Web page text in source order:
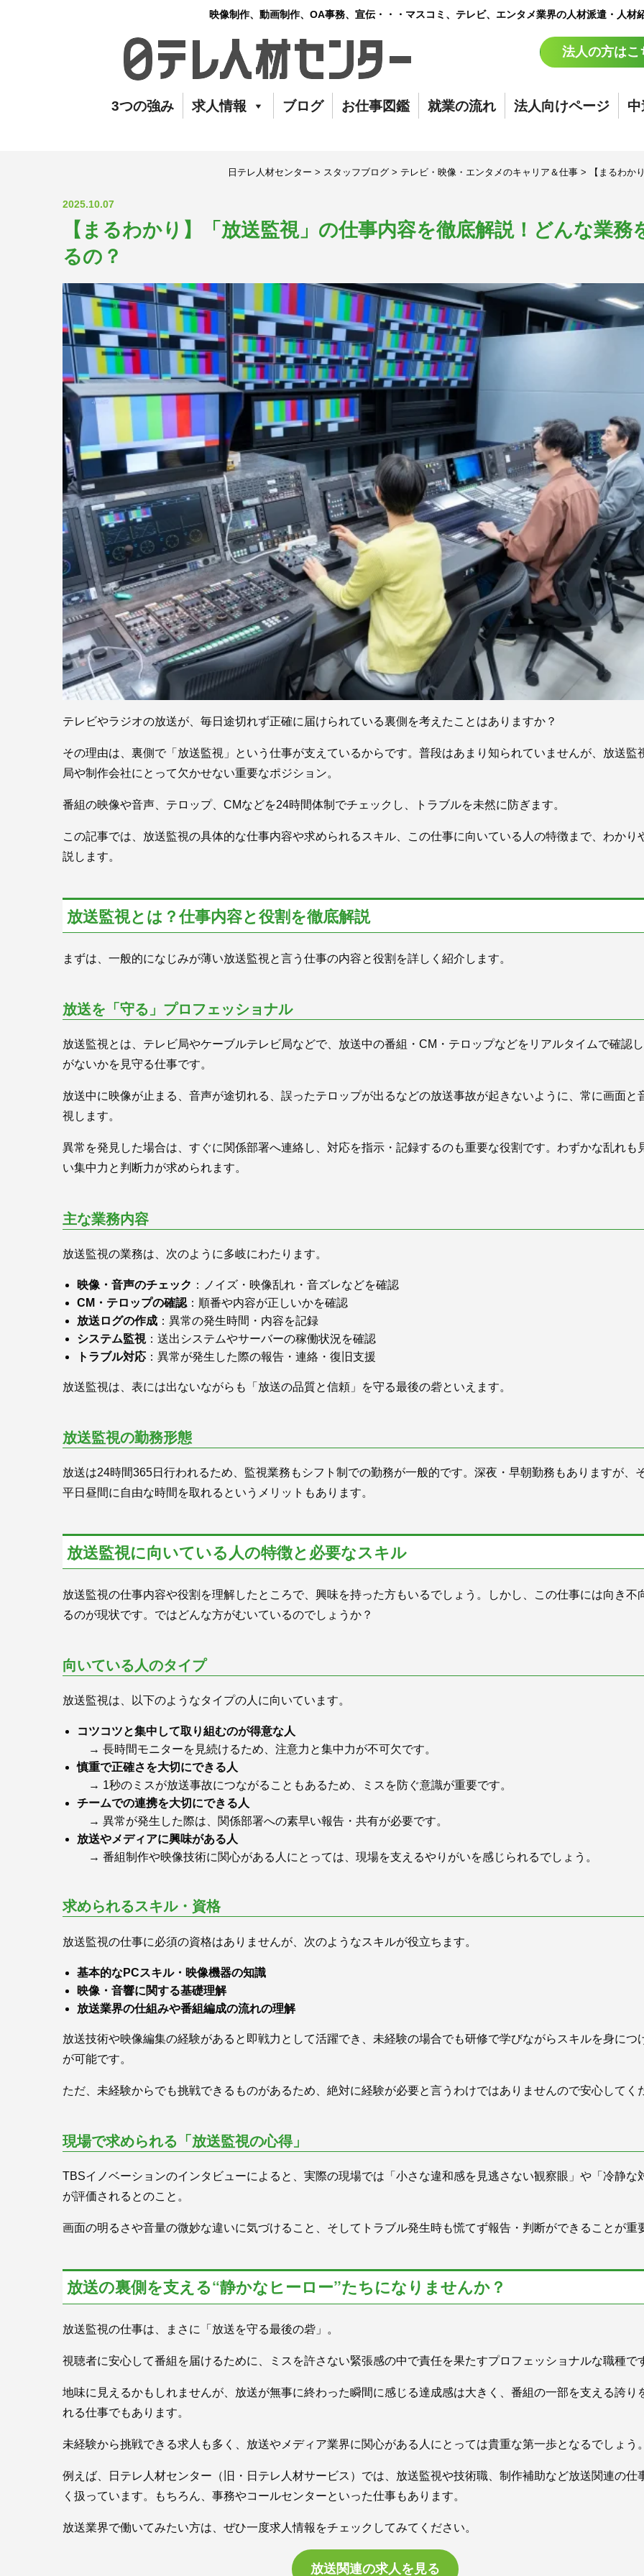
映像制作、動画制作、OA事務、宣伝・・・マスコミ、テレビ、エンタメ業界の人材派遣・人材
法人の方はこ
3つの強み 求人情報 ブログ お仕事図鑑 就業の流れ 法人向けページ 中
日テレ人材センター > スタッフブログ > テレビ・映像・エンタメのキャリア＆仕事 > 【まるわか
2025.10.07
【まるわかり】「放送監視」の仕事内容を徹底解説！どんな業務
るの？
テレビやラジオの放送が、毎日途切れず正確に届けられている裏側を考えたことはありますか？
その理由は、裏側で「放送監視」という仕事が支えているからです。普段はあまり知られていませんが、放送監
局や制作会社にとって欠かせない重要なポジション。
番組の映像や音声、テロップ、CMなどを24時間体制でチェックし、トラブルを未然に防ぎます。
この記事では、放送監視の具体的な仕事内容や求められるスキル、この仕事に向いている人の特徴まで、わかり
説します。
放送監視とは？仕事内容と役割を徹底解説
まずは、一般的になじみが薄い放送監視と言う仕事の内容と役割を詳しく紹介します。
放送を「守る」プロフェッショナル
放送監視とは、テレビ局やケーブルテレビ局などで、放送中の番組・CM・テロップなどをリアルタイムで確認
がないかを見守る仕事です。
放送中に映像が止まる、音声が途切れる、誤ったテロップが出るなどの放送事故が起きないように、常に画面と
視します。
異常を発見した場合は、すぐに関係部署へ連絡し、対応を指示・記録するのも重要な役割です。わずかな乱れも
い集中力と判断力が求められます。
主な業務内容
放送監視の業務は、次のように多岐にわたります。
映像・音声のチェック ：ノイズ・映像乱れ・音ズレなどを確認
CM・テロップの確認 ：順番や内容が正しいかを確認
放送ログの作成 ：異常の発生時間・内容を記録
システム監視：送出システムやサーバーの稼働状況を確認
トラブル対応 ：異常が発生した際の報告・連絡・復旧支援
放送監視は、表には出ないながらも「放送の品質と信頼」を守る最後の砦といえます。
放送監視の勤務形態
放送は24時間365日行われるため、監視業務もシフト制での勤務が一般的です。深夜・早朝勤務もありますが、そ
平日昼間に自由な時間を取れるというメリットもあります。
放送監視に向いている人の特徴と必要なスキル
放送監視の仕事内容や役割を理解したところで、興味を持った方もいるでしょう。しかし、この仕事には向き不
るのが現状です。ではどんな方がむいているのでしょうか？
向いている人のタイプ
放送監視は、以下のようなタイプの人に向いています。
コツコツと集中して取り組むのが得意な人
→ 長時間モニターを見続けるため、注意力と集中力が不可欠です。
慎重で正確さを大切にできる人
→ 1秒のミスが放送事故につながることもあるため、ミスを防ぐ意識が重要です。
チームでの連携を大切にできる人
→ 異常が発生した際は、関係部署への素早い報告・共有が必要です。
放送やメディアに興味がある人
→ 番組制作や映像技術に関心がある人にとっては、現場を支えるやりがいを感じられるでしょう。
求められるスキル・資格
放送監視の仕事に必須の資格はありませんが、次のようなスキルが役立ちます。
基本的なPCスキル・映像機器の知識
映像・音響に関する基礎理解
放送業界の仕組みや番組編成の流れの理解
放送技術や映像編集の経験があると即戦力として活躍でき、未経験の場合でも研修で学びながらスキルを身につ
が可能です。
ただ、未経験からでも挑戦できるものがあるため、絶対に経験が必要と言うわけではありませんので安心してく
現場で求められる「放送監視の心得」
TBSイノベーションのインタビューによると、実際の現場では「小さな違和感を見逃さない観察眼」や「冷静な
が評価されるとのこと。
画面の明るさや音量の微妙な違いに気づけること、そしてトラブル発生時も慌てず報告・判断ができることが重
放送の裏側を支える“静かなヒーロー”たちになりませんか？
放送監視の仕事は、まさに「放送を守る最後の砦」。
視聴者に安心して番組を届けるために、ミスを許さない緊張感の中で責任を果たすプロフェッショナルな職種で
地味に見えるかもしれませんが、放送が無事に終わった瞬間に感じる達成感は大きく、番組の一部を支える誇り
れる仕事でもあります。
未経験から挑戦できる求人も多く、放送やメディア業界に関心がある人にとっては貴重な第一歩となるでしょう。
例えば、日テレ人材センター（旧・日テレ人材サービス）では、放送監視や技術職、制作補助など放送関連の仕
く扱っています。もちろん、事務やコールセンターといった仕事もあります。
放送業界で働いてみたい方は、ぜひ一度求人情報をチェックしてみてください。
放送関連の求人を見る